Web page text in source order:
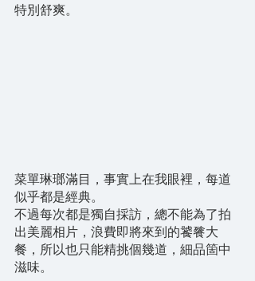
特別舒爽。
菜單琳瑯滿目，事實上在我眼裡，每道
似乎都是經典。
不過每次都是獨自採訪，總不能為了拍
出美麗相片，浪費即將來到的饕餮大
餐，所以也只能精挑個幾道，細品箇中
滋味。